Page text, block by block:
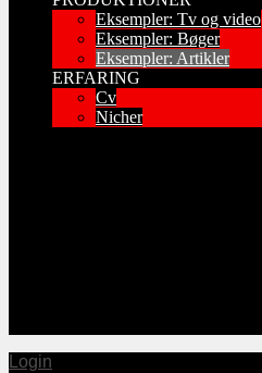
Eksempler: Tv og video
Eksempler: Bøger
Eksempler: Artikler
ERFARING
Cv
Nicher
Login